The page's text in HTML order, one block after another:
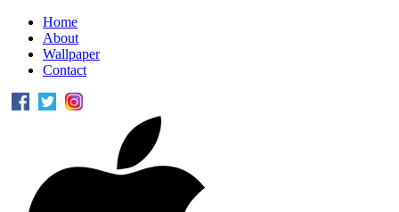
Home
About
Wallpaper
Contact